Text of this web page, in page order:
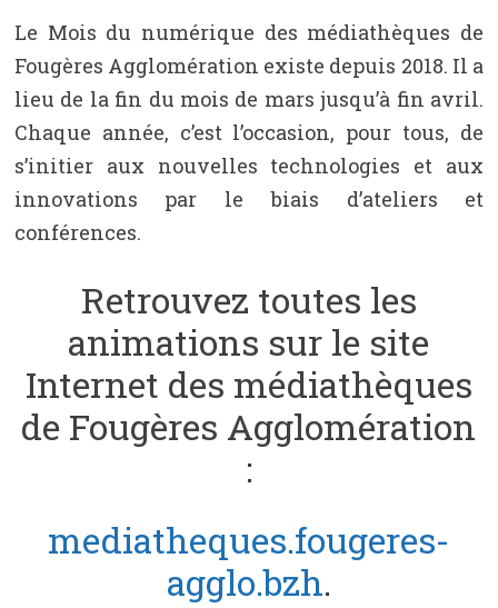
Le Mois du numérique des médiathèques de
Fougères Agglomération existe depuis 2018. Il a
lieu de la fin du mois de mars jusqu’à fin avril.
Chaque année, c’est l’occasion, pour tous, de
s’initier aux nouvelles technologies et aux
innovations par le biais d’ateliers et
conférences.
Retrouvez toutes les
animations sur le site
Internet des médiathèques
de Fougères Agglomération
:
mediatheques.fougeres-
agglo.bzh.